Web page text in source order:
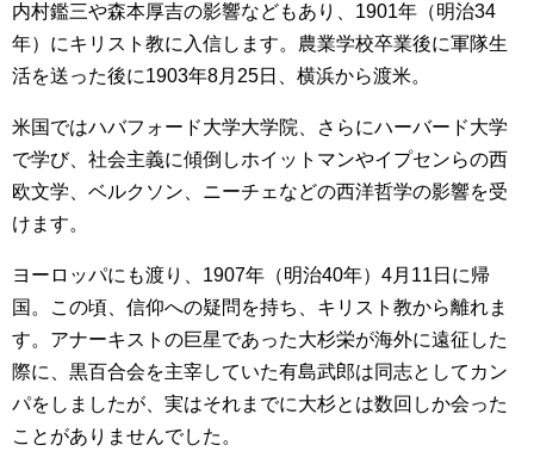
内村鑑三や森本厚吉の影響などもあり、1901年（明治34
年）にキリスト教に入信します。農業学校卒業後に軍隊生
活を送った後に1903年8月25日、横浜から渡米。
米国ではハバフォード大学大学院、さらにハーバード大学
で学び、社会主義に傾倒しホイットマンやイプセンらの西
欧文学、ベルクソン、ニーチェなどの西洋哲学の影響を受
けます。
ヨーロッパにも渡り、1907年（明治40年）4月11日に帰
国。この頃、信仰への疑問を持ち、キリスト教から離れま
す。アナーキストの巨星であった大杉栄が海外に遠征した
際に、黒百合会を主宰していた有島武郎は同志としてカン
パをしましたが、実はそれまでに大杉とは数回しか会った
ことがありませんでした。